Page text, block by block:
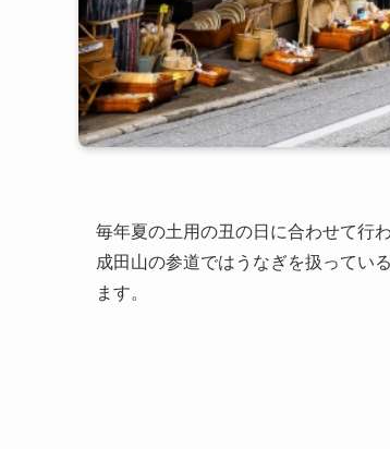
毎年夏の土用の丑の日に合わせて行
成田山の参道ではうなぎを扱ってい
ます。